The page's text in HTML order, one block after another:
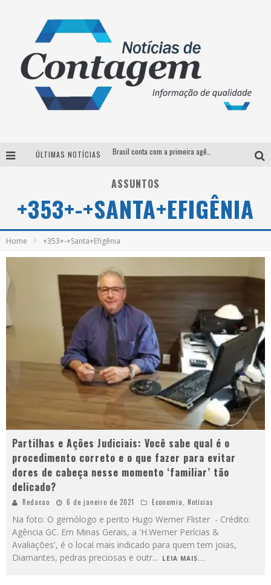
ÚLTIMAS NOTÍCIAS
ASSUNTOS
+353+-+SANTA+EFIGÊNIA
Home +353+-+Santa+Efigênia
Partilhas e Ações Judiciais: Você sabe qual é o
procedimento correto e o que fazer para evitar
dores de cabeça nesse momento ‘familiar’ tão
delicado?
Redacao 6 de janeiro de 2021 Economia, Notícias
Na foto: O gemólogo e perito Hugo Werner Flister - Crédito:
Agência GC. Em Minas Gerais, a 'H.Werner Perícias &
Avaliações', é o local mais indicado para quem tem joias,
Diamantes, pedras preciosas e outr... LEIA MAIS...